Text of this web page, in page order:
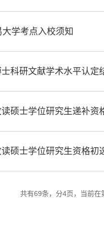
学考点入校须知
科研文献学术水平认定
硕士学位研究生递补资
硕士学位研究生资格初
共有69条，分4页，当前在